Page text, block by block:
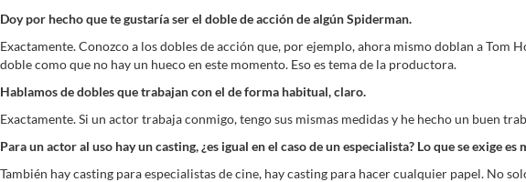
Doy por hecho que te gustaría ser el doble de acción de algún Spiderman.
Exactamente. Conozco a los dobles de acción que, por ejemplo, ahora mismo doblan a
doble como que no hay un hueco en este momento. Eso es tema de la productora.
Hablamos de dobles que trabajan con el de forma habitual, claro.
Exactamente. Si un actor trabaja conmigo, tengo sus mismas medidas y he hecho un buen
Para un actor al uso hay un casting, ¿es igual en el caso de un especialista? Lo que se exige es
También hay casting para especialistas de cine, hay casting para hacer cualquier papel. No